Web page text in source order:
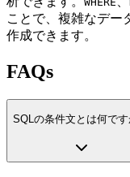
ことで、複雑なデー
作成できます。
FAQs
SQLの条件文とは何です